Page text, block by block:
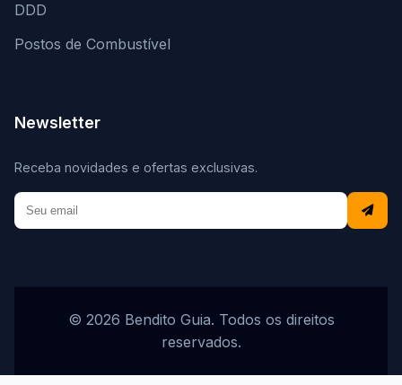
DDD
Postos de Combustível
Newsletter
Receba novidades e ofertas exclusivas.
© 2026 Bendito Guia. Todos os direitos
reservados.